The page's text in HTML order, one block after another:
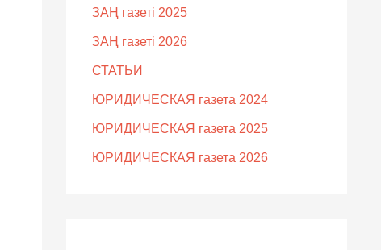
ЗАҢ газеті 2025
ЗАҢ газеті 2026
СТАТЬИ
ЮРИДИЧЕСКАЯ газета 2024
ЮРИДИЧЕСКАЯ газета 2025
ЮРИДИЧЕСКАЯ газета 2026